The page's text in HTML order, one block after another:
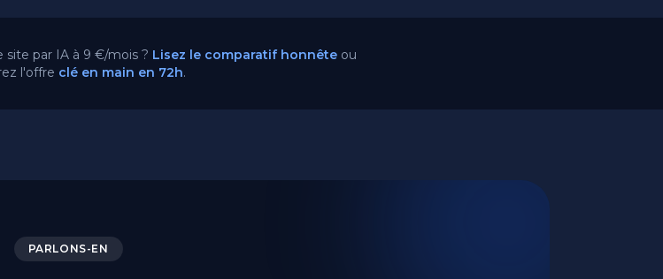
site par IA à 9 €/mois ? Lisez le comparatif honnête ou
l'offre clé en main en 72h.
PARLONS-EN